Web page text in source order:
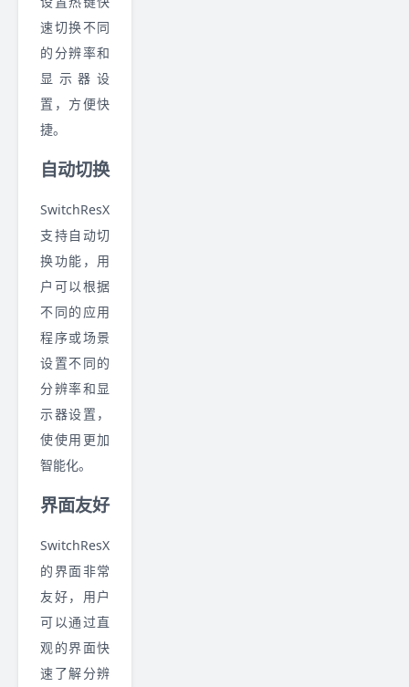
速切换不同
的分辨率和
显示器设
置，方便快
捷。
自动切换
SwitchResX
支持自动切
换功能，用
户可以根据
不同的应用
程序或场景
设置不同的
分辨率和显
示器设置，
使使用更加
智能化。
界面友好
SwitchResX
的界面非常
友好，用户
可以通过直
观的界面快
速了解分辨